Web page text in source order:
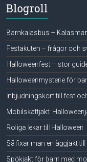
Blogroll
Barnkalasbus –
Festakuten – frågor och
Halloweenfest – stor
Halloweenmysterie för
Inbjudningskort till fest
Mobilskattjakt:
Roliga lekar till Halloween
Så fixar man en äggjakt
Spökjakt för barn med